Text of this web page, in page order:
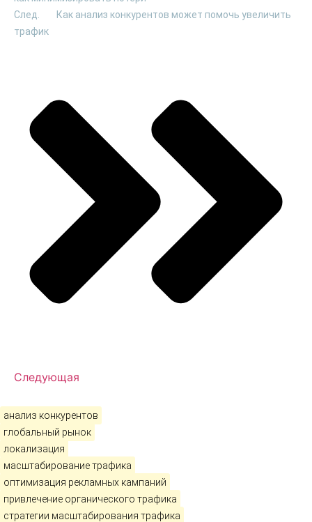
След.
Как анализ конкурентов может помочь увеличить
трафик
Следующая
анализ конкурентов
глобальный рынок
локализация
масштабирование трафика
оптимизация рекламных кампаний
привлечение органического трафика
стратегии масштабирования трафика